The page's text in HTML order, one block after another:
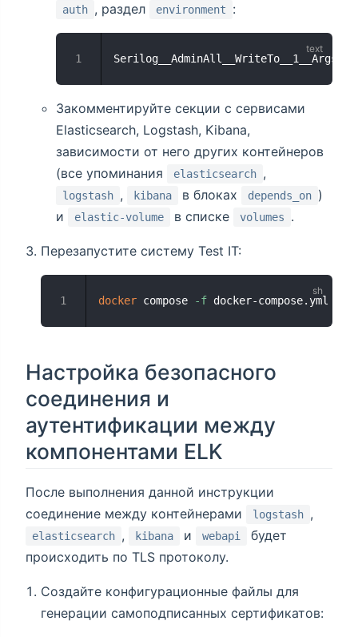
auth , раздел environment :
Закомментируйте секции с сервисами
Elasticsearch, Logstash, Kibana,
зависимости от него других контейнеров
(все упоминания
elasticsearch ,
logstash , kibana в блоках depends_on )
и
elastic-volume в списке volumes .
Перезапустите систему Test IT:
docker compose -f docker-compose.yml
Настройка безопасного
соединения и
аутентификации между
компонентами ELK
После выполнения данной инструкции
соединение между контейнерами
logstash ,
elasticsearch , kibana и webapi
будет
происходить по TLS протоколу.
Создайте конфигурационные файлы для
генерации самоподписанных сертификатов: